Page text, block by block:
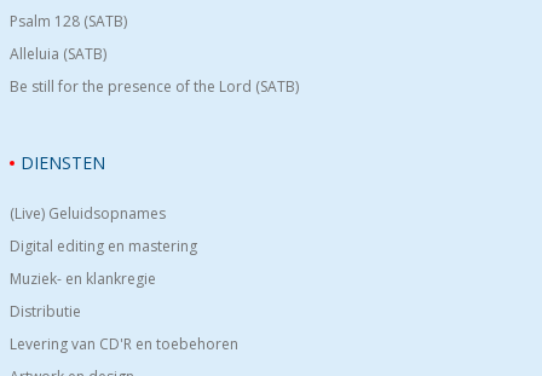
Psalm 128 (SATB)
Alleluia (SATB)
Be still for the presence of the Lord (SATB)
DIENSTEN
(Live) Geluidsopnames
Digital editing en mastering
Muziek- en klankregie
Distributie
Levering van CD'R en toebehoren